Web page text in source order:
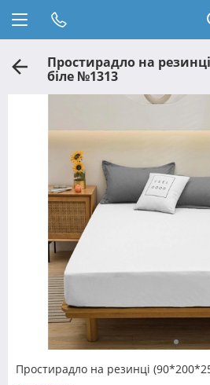
Простирадло на
біле №1313
Простирадло на резинці